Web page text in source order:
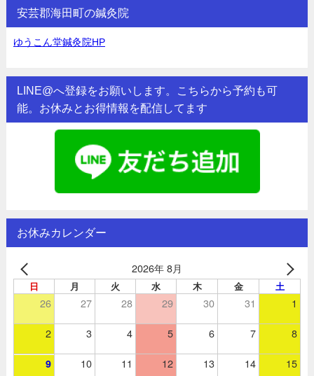
安芸郡海田町の鍼灸院
ゆうこん堂鍼灸院HP
LINE@へ登録をお願いします。こちらから予約も可
能。お休みとお得情報を配信してます
お休みカレンダー
2026年 8月
日 月 火 水 木 金 土
26 27 28 29 30 31 1
2 3 4 5 6 7 8
9 10 11 12 13 14 15